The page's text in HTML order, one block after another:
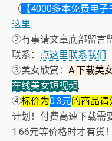
（ 【4000多本免费电
这里
②有事请文章底部留言
联系：
点这里联系我们
③美女欣赏： A.下载美
在线美女短视频;
④标价为0.3元的商品请
计划！付费高速下载需
1.66元等价格时才有货！